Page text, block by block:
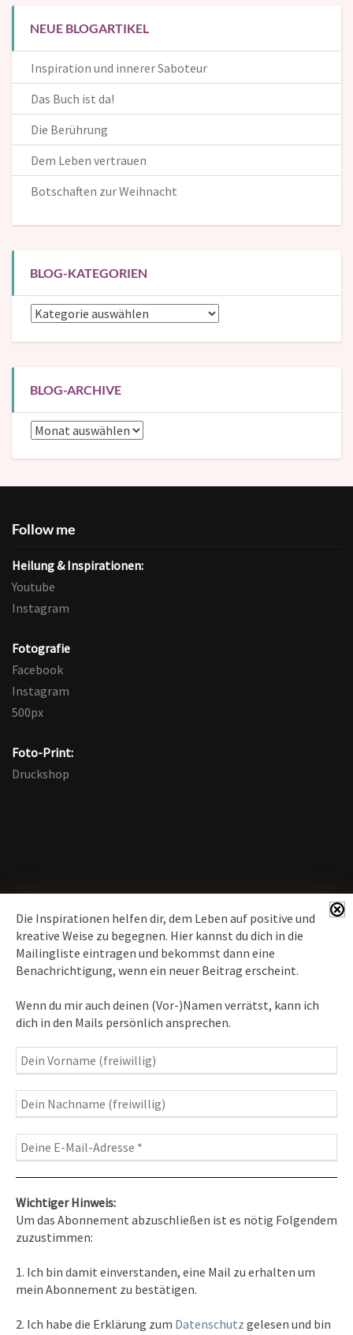
Die Inspirationen helfen dir, dem Leben auf positive und
kreative Weise zu begegnen. Hier kannst du dich in die
Mailingliste eintragen und bekommst dann eine
Benachrichtigung, wenn ein neuer Beitrag erscheint.
Wenn du mir auch deinen (Vor-)Namen verrätst, kann ich
dich in den Mails persönlich ansprechen.
Wichtiger Hinweis:
Um das Abonnement abzuschließen ist es nötig Folgendem
zuzustimmen:
1. Ich bin damit einverstanden, eine Mail zu erhalten um
mein Abonnement zu bestätigen.
2. Ich habe die Erklärung zum Datenschutz gelesen und bin
NEUE BLOGARTIKEL
Inspiration und innerer Saboteur
Das Buch ist da!
Die Berührung
Dem Leben vertrauen
Botschaften zur Weihnacht
BLOG-KATEGORIEN
Blog-
BLOG-ARCHIVE
Blog-
Follow me
Heilung & Inspirationen:
Youtube
Instagram
Fotografie
Facebook
Instagram
500px
Foto-Print:
Druckshop
News erhalten
Inspirationen
– Bewusstseins-Impulse, Meditation &
Heilung, Texte & Botschaften
Fotografie– Fotoblog, Kalender, Workshops
Kontakt
Tel. 0351/2681691
E-Mail: info [at ] spirit-on-earth.com